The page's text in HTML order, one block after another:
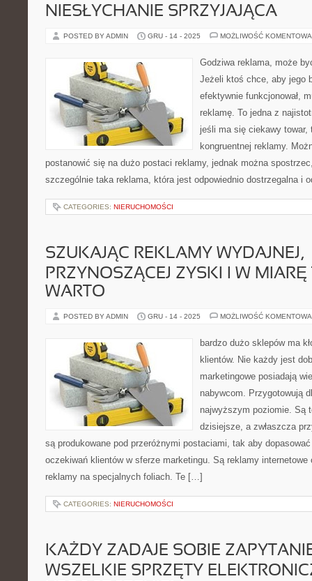
NIESŁYCHANIE SPRZYJAJĄCA
POSTED BY ADMIN GRU - 14 - 2025 MOŻLIWOŚĆ
Godziwa reklama, może
Jeżeli ktoś chce, aby jego
efektywnie funkcjonował,
reklamę. To jedna z
jeśli ma się ciekawy towar,
kongruentnej reklamy.
postanowić się na dużo postaci reklamy, jednak można
szczególnie taka reklama, która jest odpowiednio dostrzegalna i
CATEGORIES: NIERUCHOMOŚCI
SZUKAJĄC REKLAMY WYDAJNEJ,
PRZYNOSZĄCEJ ZYSKI I W MIARĘ
WARTO
POSTED BY ADMIN GRU - 14 - 2025 MOŻLIWOŚĆ
bardzo dużo sklepów ma
klientów. Nie każdy jest
marketingowe posiadają
nabywcom. Przygotowują
najwyższym poziomie. Są
dzisiejsze, a zwłaszcza
są produkowane pod przeróżnymi postaciami, tak aby
oczekiwań klientów w sferze marketingu. Są reklamy internetowe
reklamy na specjalnych foliach. Te […]
CATEGORIES: NIERUCHOMOŚCI
KAŻDY ZADAJE SOBIE
WSZELKIE SPRZĘTY